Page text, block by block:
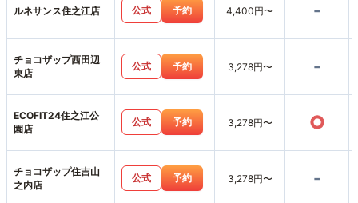
ルネサンス住之江店 公式 予約 4,400円〜 -
チョコザップ西田辺
東店
公式 予約 3,278円〜 -
ECOFIT24住之江公
園店
公式 予約 3,278円〜 ○
チョコザップ住吉山
之内店
公式 予約 3,278円〜 -